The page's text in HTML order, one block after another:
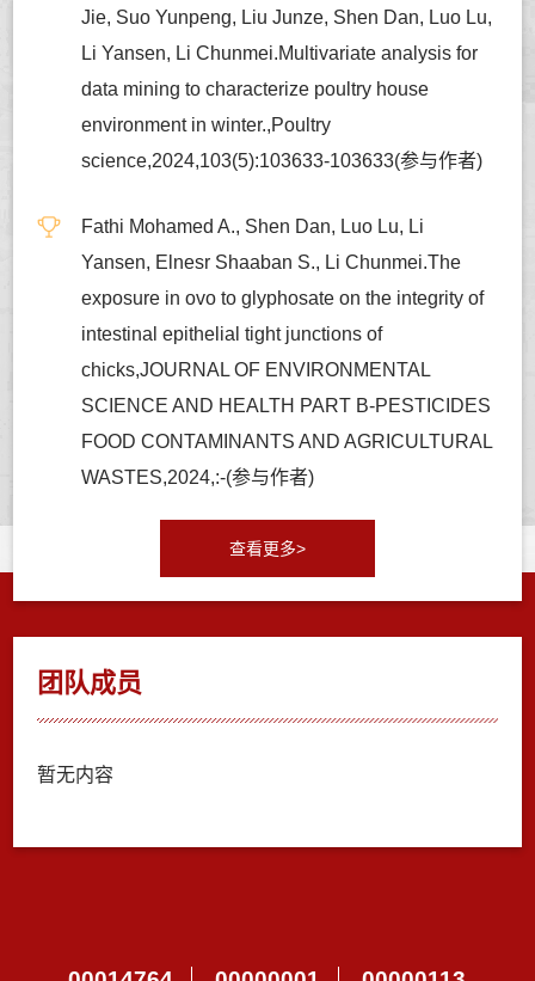
Jie, Suo Yunpeng, Liu Junze, Shen Dan, Luo Lu,
Li Yansen, Li Chunmei.Multivariate analysis for
data mining to characterize poultry house
environment in winter.,Poultry
science,2024,103(5):103633-103633(参与作者)
Fathi Mohamed A., Shen Dan, Luo Lu, Li
Yansen, Elnesr Shaaban S., Li Chunmei.The
exposure in ovo to glyphosate on the integrity of
intestinal epithelial tight junctions of
chicks,JOURNAL OF ENVIRONMENTAL
SCIENCE AND HEALTH PART B-PESTICIDES
FOOD CONTAMINANTS AND AGRICULTURAL
WASTES,2024,:-(参与作者)
查看更多>
团队成员
暂无内容